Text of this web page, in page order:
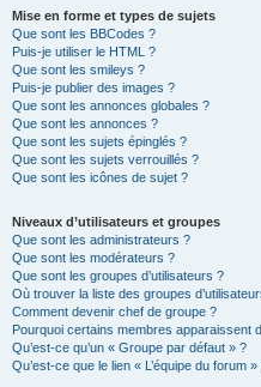
Mise en forme et types de sujets
Que sont les BBCodes ?
Puis-je utiliser le HTML ?
Que sont les smileys ?
Puis-je publier des images ?
Que sont les annonces globales ?
Que sont les annonces ?
Que sont les sujets épinglés ?
Que sont les sujets verrouillés ?
Que sont les icônes de sujet ?
Niveaux d’utilisateurs et groupes
Que sont les administrateurs ?
Que sont les modérateurs ?
Que sont les groupes d’utilisateurs ?
Où trouver la liste des groupes
Comment devenir chef de groupe ?
Pourquoi certains membres apparaissent
Qu’est-ce qu’un « Groupe par défaut » ?
Qu’est-ce que le lien « L’équipe du forum »